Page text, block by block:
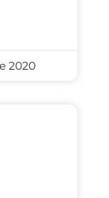
2020